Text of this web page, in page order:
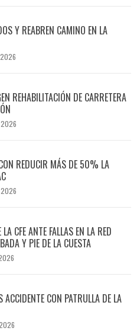
Y REABREN CAMINO EN LA
REHABILITACIÓN DE CARRETERA
2026
REDUCIR MÁS DE 50% LA
2026
CFE ANTE FALLAS EN LA RED
Y PIE DE LA CUESTA
CON PATRULLA DE LA